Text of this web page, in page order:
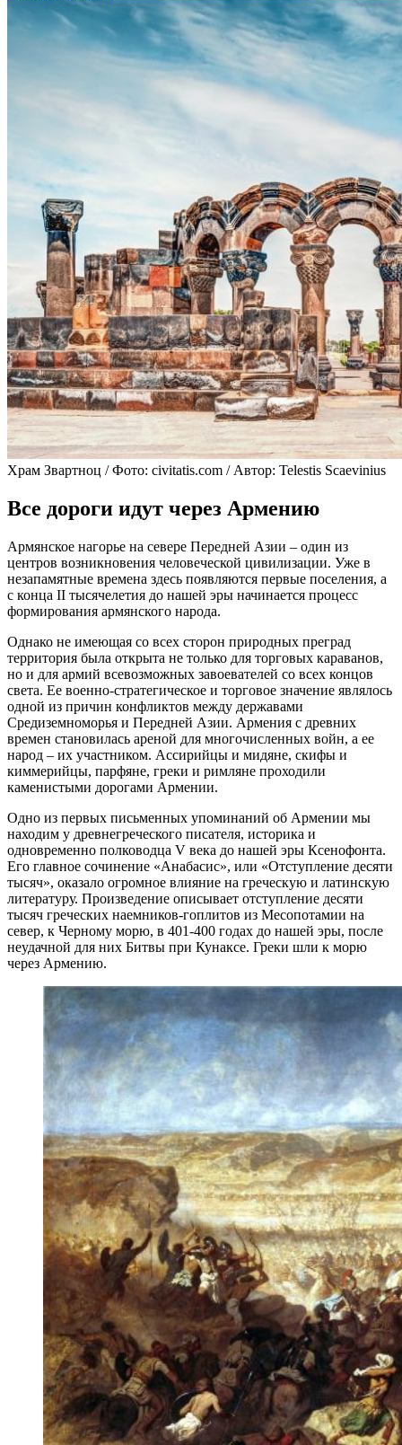
Храм Звартноц / Фото: civitatis.com / Автор: Telestis Scaevinius
Все дороги идут через Армению
Армянское нагорье на севере Передней Азии – один из
центров возникновения человеческой цивилизации. Уже в
незапамятные времена здесь появляются первые поселения, а
с конца II тысячелетия до нашей эры начинается процесс
формирования армянского народа.
Однако не имеющая со всех сторон природных преград
территория была открыта не только для торговых караванов,
но и для армий всевозможных завоевателей со всех концов
света. Ее военно-стратегическое и торговое значение являлось
одной из причин конфликтов между державами
Средиземноморья и Передней Азии. Армения с древних
времен становилась ареной для многочисленных войн, а ее
народ – их участником. Ассирийцы и мидяне, скифы и
киммерийцы, парфяне, греки и римляне проходили
каменистыми дорогами Армении.
Одно из первых письменных упоминаний об Армении мы
находим у древнегреческого писателя, историка и
одновременно полководца V века до нашей эры Ксенофонта.
Его главное сочинение «Анабасис», или «Отступление десяти
тысяч», оказало огромное влияние на греческую и латинскую
литературу. Произведение описывает отступление десяти
тысяч греческих наемников-гоплитов из Месопотамии на
север, к Черному морю, в 401-400 годах до нашей эры, после
неудачной для них Битвы при Кунаксе. Греки шли к морю
через Армению.